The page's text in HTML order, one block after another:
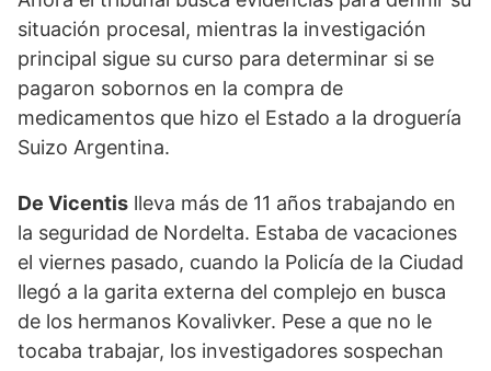
situación procesal, mientras la investigación
principal sigue su curso para determinar si se
pagaron sobornos en la compra de
medicamentos que hizo el Estado a la droguería
Suizo Argentina.
De Vicentis lleva más de 11 años trabajando en
la seguridad de Nordelta. Estaba de vacaciones
el viernes pasado, cuando la Policía de la Ciudad
llegó a la garita externa del complejo en busca
de los hermanos Kovalivker. Pese a que no le
tocaba trabajar, los investigadores sospechan